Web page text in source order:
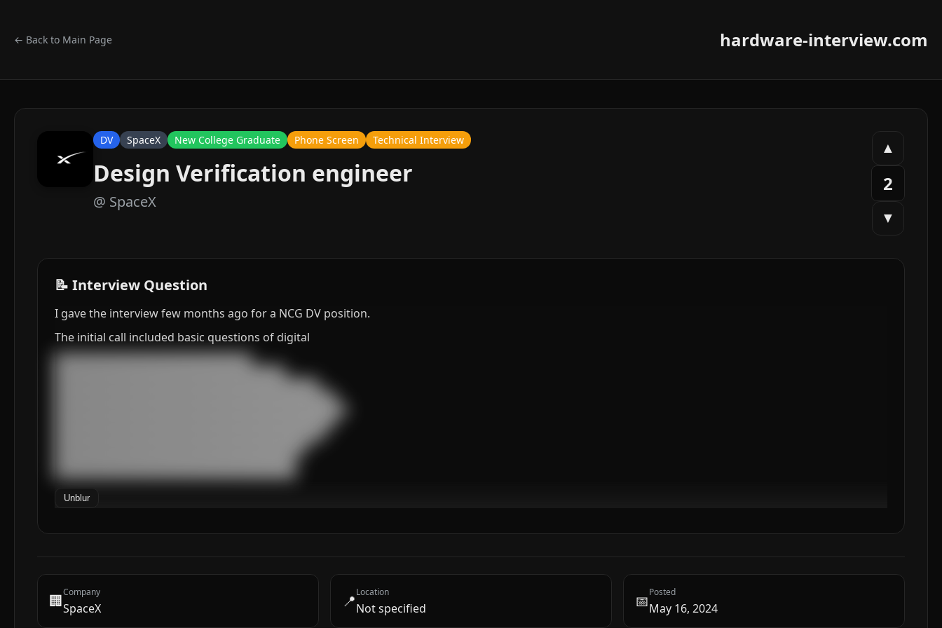
← Back to Main Page hardware-interview.com
DV SpaceX New College Graduate Phone Screen Technical Interview
Design Verification engineer
@ SpaceX
▲
2
▼
📝 Interview Question
I gave the interview few months ago for a NCG DV position.
The initial call included basic questions of digital
███████████████████████████████████
█████████████████████████████████████████
███████████████████████████████████████████████
██████████████████████████████████████████████████
██████████████████████████████████████████████████
████████████████████████████████████████████████
█████████████████████████████████████████████
███████████████████████████████████████████
Unblur
🏢Company
SpaceX 📍Location
Not specified 📅Posted
May 16, 2024